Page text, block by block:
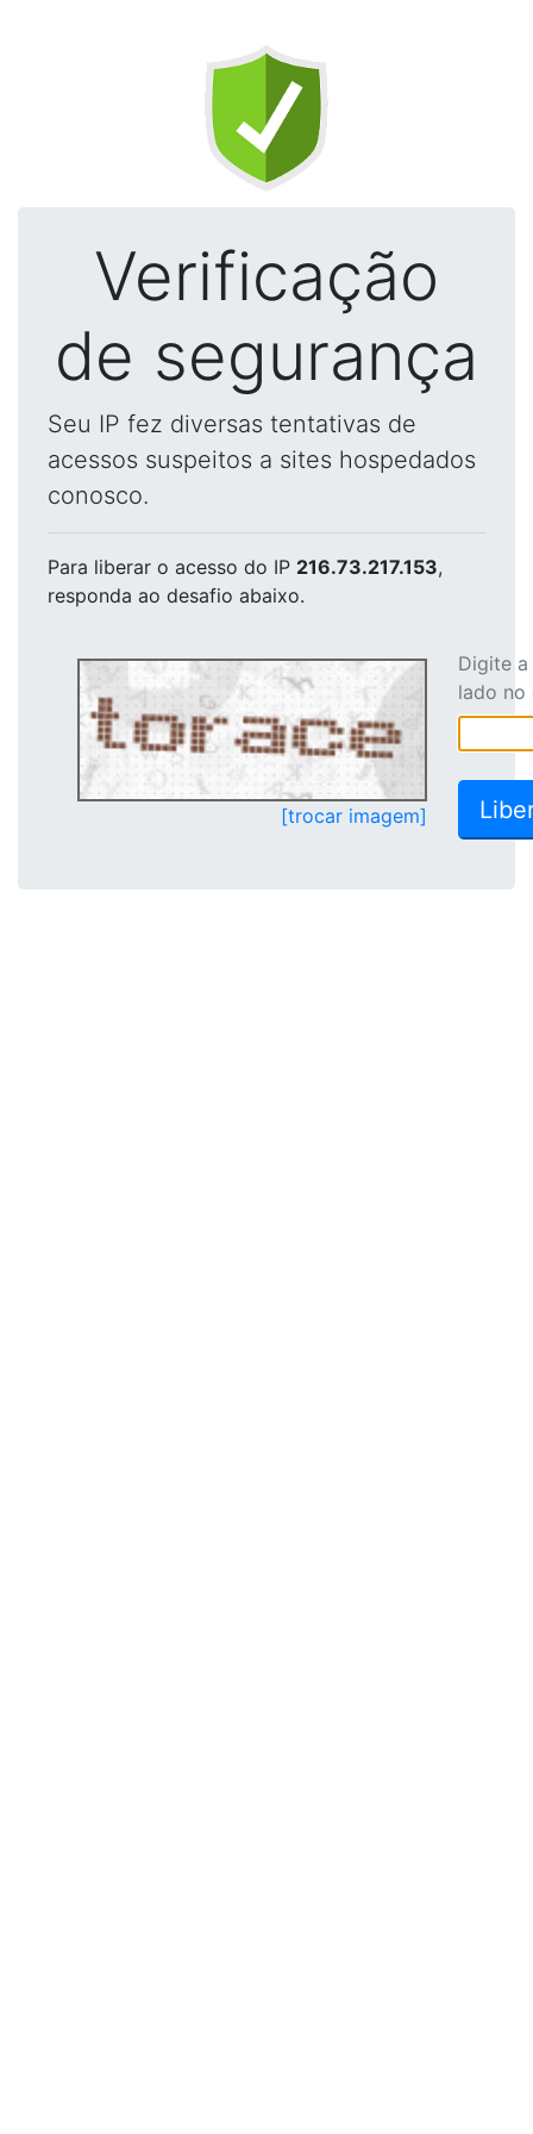
Verificação
de segurança
Seu IP fez diversas tentativas de
acessos suspeitos a sites hospedados
conosco.
Para liberar o acesso do IP 216.73.217.153,
responda ao desafio abaixo.
[trocar imagem]
Digite
lado no